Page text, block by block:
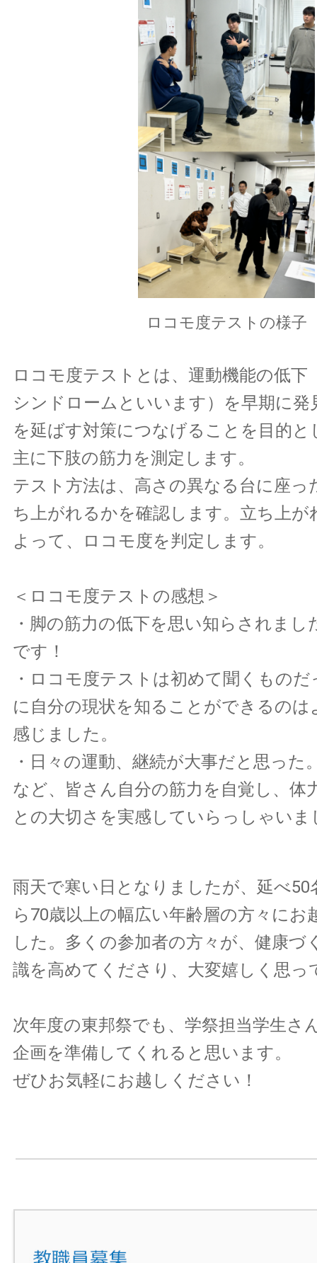
ロコモ度テストの様子
ロコモ度テストとは、運動機能の低下
シンドロームといいます）を早期に発
を延ばす対策につなげることを目的と
主に下肢の筋力を測定します。
テスト方法は、高さの異なる台に座っ
ち上がれるかを確認します。立ち上が
よって、ロコモ度を判定します。
＜ロコモ度テストの感想＞
・脚の筋力の低下を思い知らされまし
です！
・ロコモ度テストは初めて聞くもの
に自分の現状を知ることができるの
感じました。
・日々の運動、継続が大事だと思った
など、皆さん自分の筋力を自覚し、体
との大切さを実感していらっしゃいま
雨天で寒い日となりましたが、延べ50
ら70歳以上の幅広い年齢層の方々にお
した。多くの参加者の方々が、健康づ
識を高めてくださり、大変嬉しく思っ
次年度の東邦祭でも、学祭担当学生さ
企画を準備してくれると思います。
ぜひお気軽にお越しください！